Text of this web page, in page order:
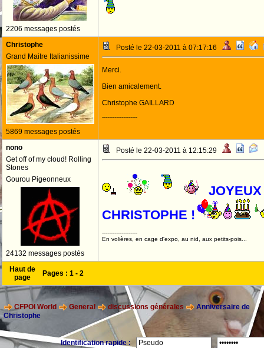
2206 messages postés
Christophe
Grand Maitre Italianissime
5869 messages postés
Posté le 22-03-2011 à 07:17:16
Merci.
Bien amicalement.
Christophe GAILLARD
--------------------
nono
Get off of my cloud! Rolling
Stones
Gourou Pigeonneux
24132 messages postés
Posté le 22-03-2011 à 12:15:29
CHRISTOPHE !
--------------------
En volières, en cage d'expo, au nid, aux petits-pois...
Haut de
page
Pages : 1 - 2
CFPOI World General discussions générales
Anniversaire de
Christophe
Identification rapide :